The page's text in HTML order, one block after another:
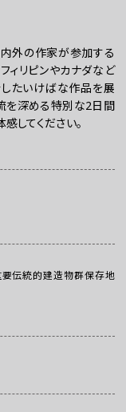
外の作家が参加する
ィリピンやカナダなど
たいけばな作品を展
を深める特別な2日間
してください。
要伝統的建造物群保存地